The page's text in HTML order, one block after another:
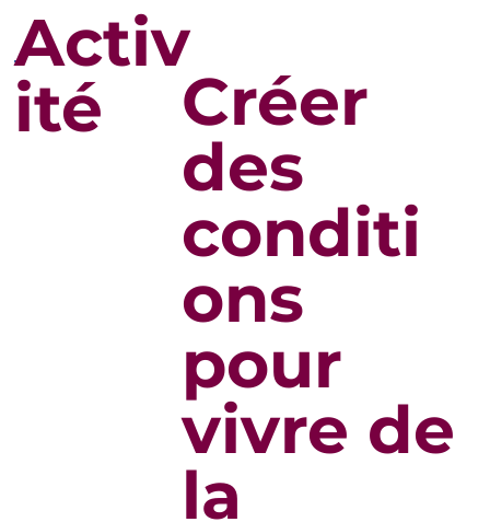
Créer
des
conditi
ons
pour
vivre de
la
Activ
ité